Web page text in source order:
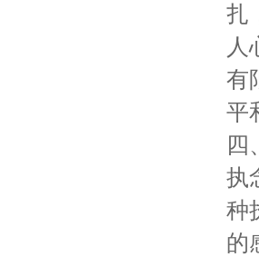
扎
人
有
平
四
执
种
的